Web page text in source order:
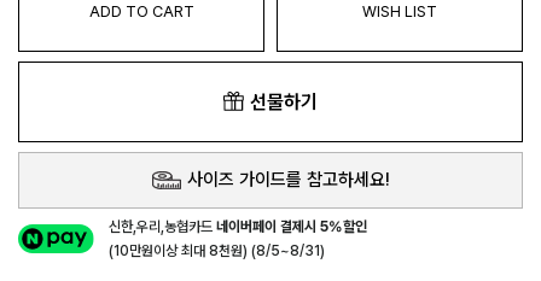
ADD TO CART WISH LIST
선물하기
사이즈 가이드를 참고하세요!
신한,우리,농협카드네이버페이 결제시 5%할인
(10만원이상 최대 8천원) (8/5~8/31)